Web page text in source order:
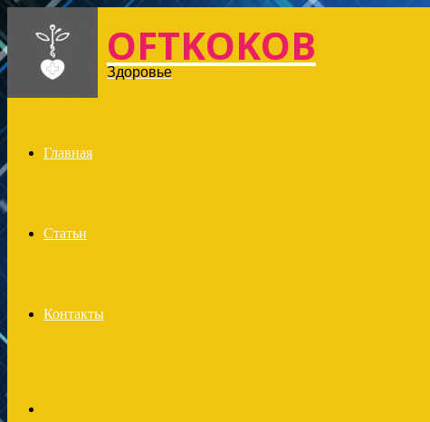
Menu OFTKOKOB
Здоровье
Главная
Статьи
Контакты